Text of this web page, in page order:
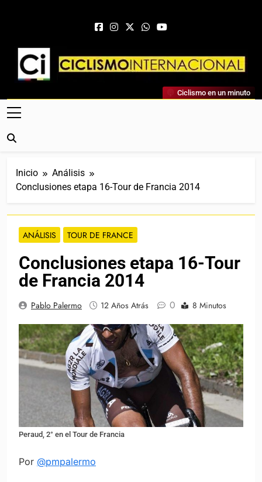
Ciclismo Internacional
Web Dedicada Al Ciclismo Mundial. Entrevistas, Análisis,
Crónicas, Previas Y Más. La Web Ciclista De Referencia.
Ciclismo en un minuto
Inicio
Análisis
Conclusiones etapa 16-Tour de Francia 2014
ANÁLISIS TOUR DE FRANCE
Conclusiones etapa 16-Tour
de Francia 2014
Pablo Palermo 12 Años Atrás 0 8 Minutos
Peraud, 2° en el Tour de Francia
Por @pmpalermo